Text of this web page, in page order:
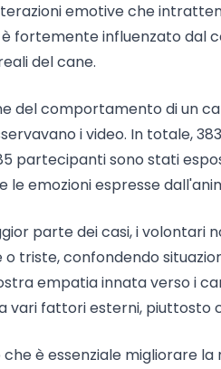
emotive che
fortemente influenzato dal
del cane.
del comportamento di un
i video. In totale,
partecipanti sono stati
emozioni espresse
parte dei casi, i volontari
triste, confondendo
empatia innata verso i
fattori esterni, piuttosto
è essenziale migliorare